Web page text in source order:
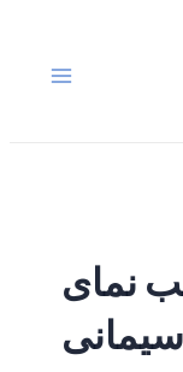
Main
نمای
سیمانی